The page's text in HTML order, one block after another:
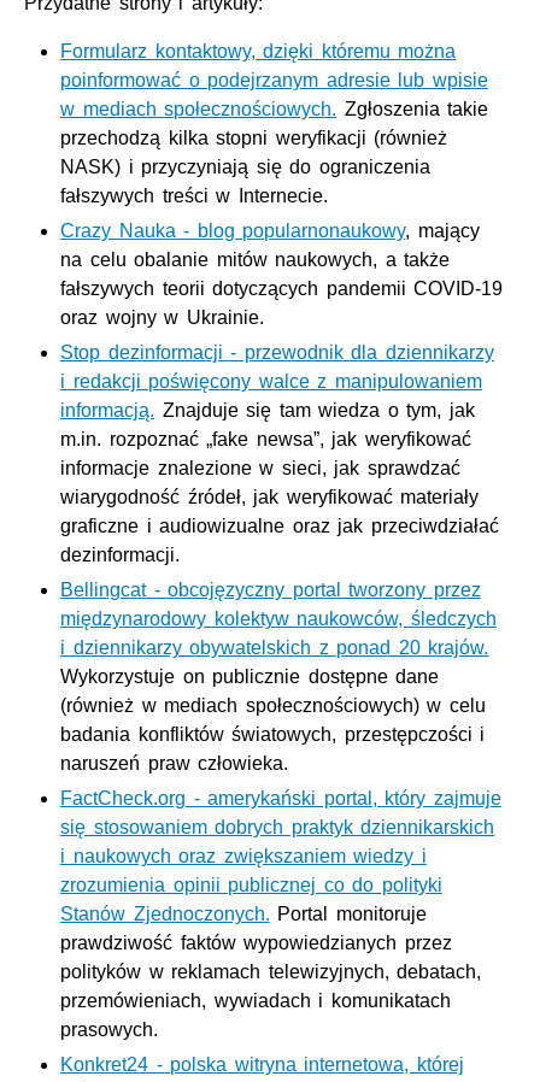
Formularz kontaktowy, dzięki któremu można
poinformować o podejrzanym adresie lub wpisie
w mediach społecznościowych. Zgłoszenia takie
przechodzą kilka stopni weryfikacji (również
NASK) i przyczyniają się do ograniczenia
fałszywych treści w Internecie.
Crazy Nauka - blog popularnonaukowy, mający
na celu obalanie mitów naukowych, a także
fałszywych teorii dotyczących pandemii COVID-19
oraz wojny w Ukrainie.
Stop dezinformacji - przewodnik dla dziennikarzy
i redakcji poświęcony walce z manipulowaniem
informacją. Znajduje się tam wiedza o tym, jak
m.in. rozpoznać „fake newsa”, jak weryfikować
informacje znalezione w sieci, jak sprawdzać
wiarygodność źródeł, jak weryfikować materiały
graficzne i audiowizualne oraz jak przeciwdziałać
dezinformacji.
Bellingcat- obcojęzyczny portal tworzony przez
międzynarodowy kolektyw naukowców, śledczych
i dziennikarzy obywatelskich z ponad 20 krajów.
Wykorzystuje on publicznie dostępne dane
(również w mediach społecznościowych) w celu
badania konfliktów światowych, przestępczości i
naruszeń praw człowieka.
FactCheck.org - amerykański portal, który zajmuje
się stosowaniem dobrych praktyk dziennikarskich
i naukowych oraz zwiększaniem wiedzy i
zrozumienia opinii publicznej co do polityki
Stanów Zjednoczonych. Portal monitoruje
prawdziwość faktów wypowiedzianych przez
polityków w reklamach telewizyjnych, debatach,
przemówieniach, wywiadach i komunikatach
prasowych.
Konkret24 - polska witryna internetowa, której